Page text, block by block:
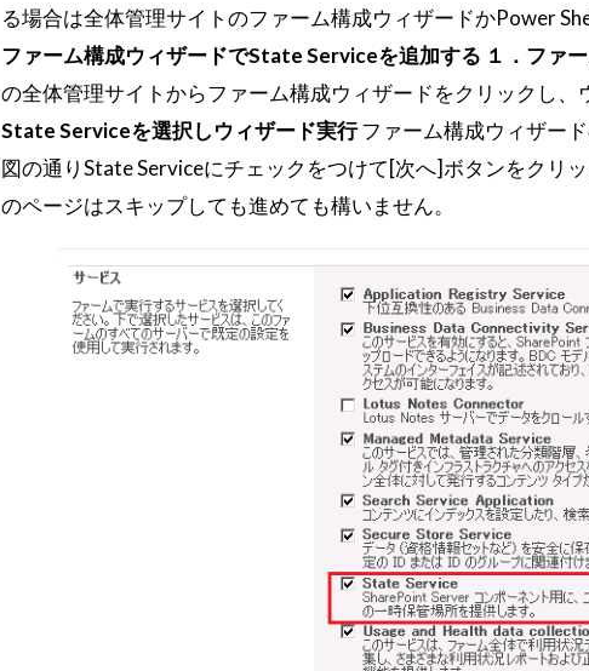
る場合は全体管理サイトのファーム構成ウィザードかPower
ファーム構成ウィザードでState Serviceを追加する １．ファ
の全体管理サイトからファーム構成ウィザードをクリックし、
State Serviceを選択しウィザード実行ファーム構成ウィザー
図の通りState Serviceにチェックをつけて[次へ]ボタンをクリ
のページはスキップしても進めても構いません。